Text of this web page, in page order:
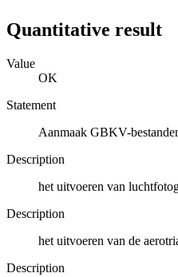
Quantitative result
Value
OK
Statement
Aanmaak GBKV-
Description
het uitvoeren van
Description
het uitvoeren van de
Description